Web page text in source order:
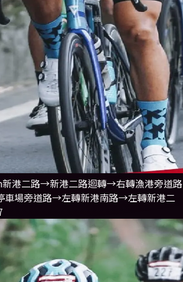
新港二路→新港二路迴轉→右轉漁港旁道路
車場旁道路→左轉新港南路→左轉新港二